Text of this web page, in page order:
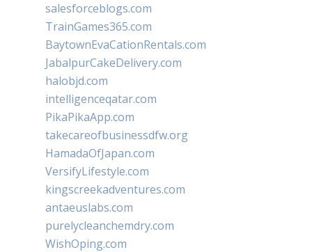
salesforceblogs.com
TrainGames365.com
BaytownEvaCationRentals.com
JabalpurCakeDelivery.com
halobjd.com
intelligenceqatar.com
PikaPikaApp.com
takecareofbusinessdfw.org
HamadaOfJapan.com
VersifyLifestyle.com
kingscreekadventures.com
antaeuslabs.com
purelycleanchemdry.com
WishOping.com